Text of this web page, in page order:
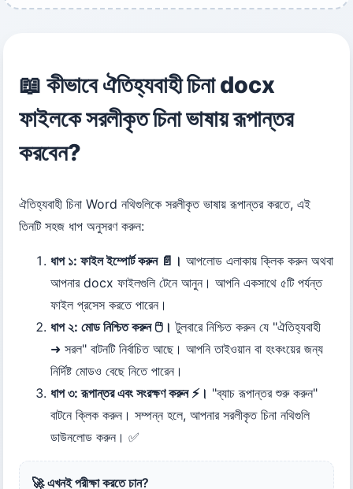
📖 কীভাবে ঐতিহ্যবাহী চিনা docx
ফাইলকে সরলীকৃত চিনা ভাষায় রূপান্তর
করবেন?
ঐতিহ্যবাহী চিনা Word নথিগুলিকে সরলীকৃত ভাষায় রূপান্তর করতে, এই
তিনটি সহজ ধাপ অনুসরণ করুন:
ধাপ ১: ফাইল ইম্পোর্ট করুন 📄। আপলোড এলাকায় ক্লিক করুন অথবা
আপনার docx ফাইলগুলি টেনে আনুন। আপনি একসাথে ৫টি পর্যন্ত
ফাইল প্রসেস করতে পারেন।
ধাপ ২: মোড নিশ্চিত করুন 🖱️। টুলবারে নিশ্চিত করুন যে "ঐতিহ্যবাহী
➜ সরল" বাটনটি নির্বাচিত আছে। আপনি তাইওয়ান বা হংকংয়ের জন্য
নির্দিষ্ট মোডও বেছে নিতে পারেন।
ধাপ ৩: রূপান্তর এবং সংরক্ষণ করুন ⚡। "ব্যাচ রূপান্তর শুরু করুন"
বাটনে ক্লিক করুন। সম্পন্ন হলে, আপনার সরলীকৃত চিনা নথিগুলি
ডাউনলোড করুন। ✅
🚀 এখনই পরীক্ষা করতে চান?